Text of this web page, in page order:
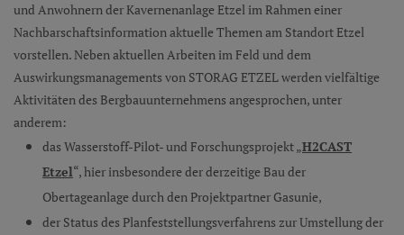
und Anwohnern der Kavernenanlage Etzel im Rahmen einer
Nachbarschaftsinformation aktuelle Themen am Standort Etzel
vorstellen. Neben aktuellen Arbeiten im Feld und dem
Auswirkungsmanagements von STORAG ETZEL werden vielfältige
Aktivitäten des Bergbauunternehmens angesprochen, unter
anderem:
das Wasserstoff-Pilot- und Forschungsprojekt „H2CAST
Etzel“, hier insbesondere der derzeitige Bau der
Obertageanlage durch den Projektpartner Gasunie,
der Status des Planfeststellungsverfahrens zur Umstellung der